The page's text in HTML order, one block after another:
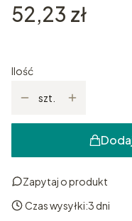
Cena
52,23 zł
Ilość
szt.
Zapytaj o produkt
Czas wysyłki:3 dni